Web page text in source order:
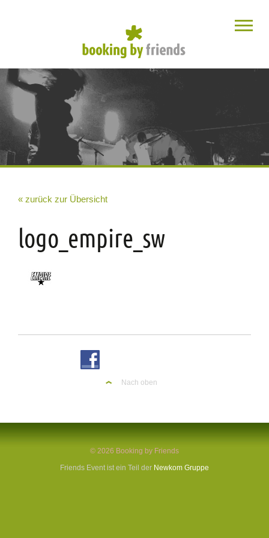
« zurück zur Übersicht
logo_empire_sw
Nach oben
© 2026 Booking by Friends
Friends Event ist ein Teil der Newkom Gruppe